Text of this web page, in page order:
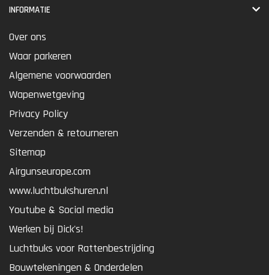
INFORMATIE
Over ons
Waar parkeren
Algemene voorwaarden
Wapenwetgeving
Privacy Policy
Verzenden & retourneren
Sitemap
Airgunseurope.com
www.luchtbukshuren.nl
Youtube & Social media
Werken bij Dick's!
Luchtbuks voor Rattenbestrijding
Bouwtekeningen & Onderdelen